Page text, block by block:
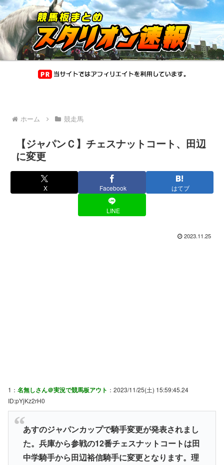
ホーム 競走馬
【ジャパンＣ】チェスナットコート、田辺
に変更
X Facebook はてブ
LINE
2023.11.25
1： 名無しさん＠実況で競馬板アウト ：2023/11/25(土) 15:59:45.24
ID:pYjKz2rH0
あすのジャパンカップで騎手変更が発表されまし
た。兵庫から参戦の12番チェスナットコートは田
中学騎手から田辺裕信騎手に変更となります。理